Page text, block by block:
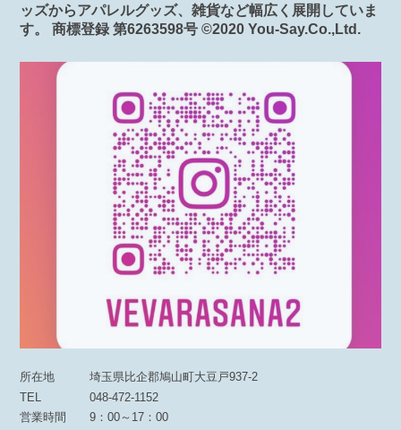
ッズからアパレルグッズ、雑貨など幅広く展開していま
す。 商標登録 第6263598号 ©️2020 You-Say.Co.,Ltd.
所在地
埼玉県比企郡鳩山町大豆戸937-2
TEL
048-472-1152
営業時間
9：00～17：00